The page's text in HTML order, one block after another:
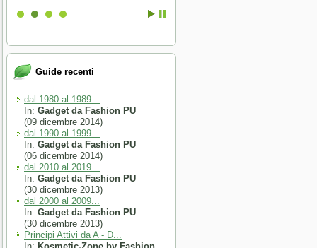
Guide recenti
dal 1980 al 1989...
In: Gadget da Fashion PU
(09 dicembre 2014)
dal 1990 al 1999...
In: Gadget da Fashion PU
(06 dicembre 2014)
dal 2010 al 2019...
In: Gadget da Fashion PU
(30 dicembre 2013)
dal 2000 al 2009...
In: Gadget da Fashion PU
(30 dicembre 2013)
Principi Attivi da A - D...